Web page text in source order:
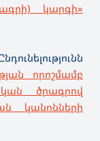
կարգի»
որոշմամբ
ծրագրով
կանոնների